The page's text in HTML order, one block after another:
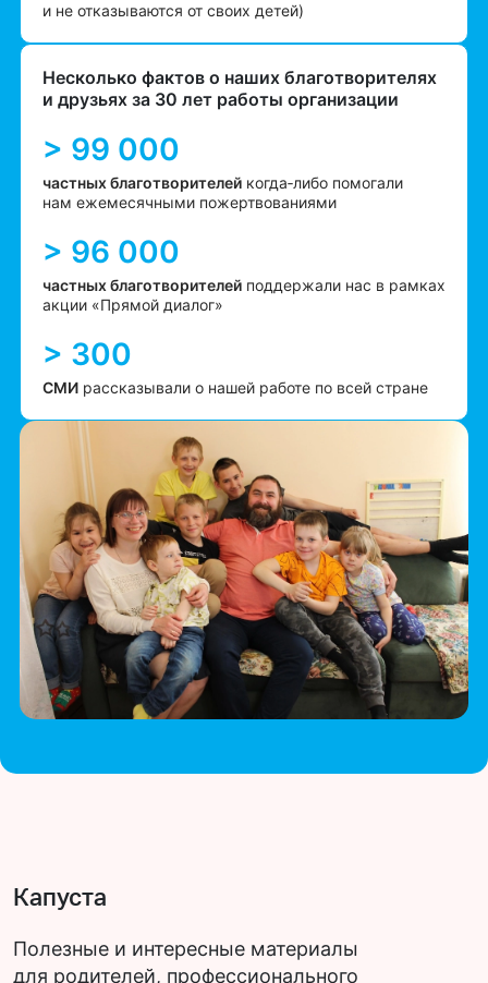
и не отказываются от своих детей)
Несколько фактов о наших благотворителях
и друзьях за 30 лет работы организации
> 99 000
частных благотворителей когда‑либо помогали
нам ежемесячными пожертвованиями
> 96 000
частных благотворителей поддержали нас в рамках
акции «Прямой диалог»
> 300
СМИ рассказывали о нашей работе по всей стране
Капуста
Полезные и интересные материалы
для родителей, профессионального